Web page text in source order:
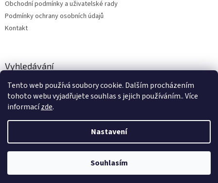
Tento web používá soubory cookie. Dalším procházením
tohoto webu vyjadřujete souhlas s jejich používáním.. Více
informacízde.
Nastavení
Souhlasím
Obchodní podmínky a uživatelské rady
Podmínky ochrany osobních údajů
Kontakt
Vyhledávání
Vytvořil Shoptet
hitobchod. Všechna práva vyhrazena.